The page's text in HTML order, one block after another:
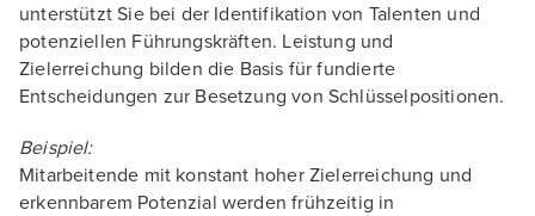
unterstützt Sie bei der Identifikation von Talenten und
potenziellen Führungskräften. Leistung und
Zielerreichung bilden die Basis für fundierte
Entscheidungen zur Besetzung von Schlüsselpositionen.
Beispiel:
Mitarbeitende mit konstant hoher Zielerreichung und
erkennbarem Potenzial werden frühzeitig in